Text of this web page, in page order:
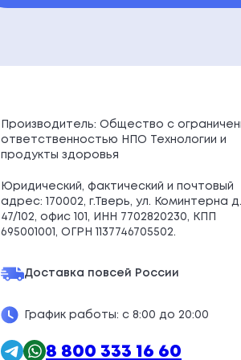
Производитель: Общество с
ответственностью НПО Технологии и
продукты здоровья
Юридический, фактический и почтовый
адрес: 170002, г.Тверь, ул. Коминтерна д.
47/102, офис 101, ИНН 7702820230, КПП
695001001, ОГРН 1137746705502.
Доставка повсей России
График работы: с 8:00 до 20:00
8 800 333 16 60